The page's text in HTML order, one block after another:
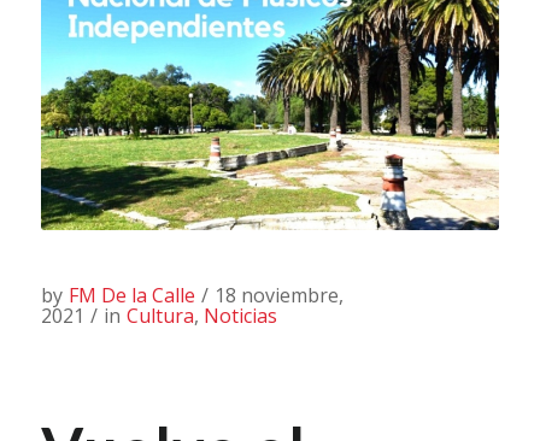
by FM De la Calle / 18 noviembre,
2021 / in Cultura, Noticias